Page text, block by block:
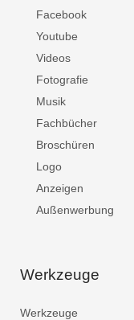
Facebook
Youtube
Videos
Fotografie
Musik
Fachbücher
Broschüren
Logo
Anzeigen
Außenwerbung
Werkzeuge
Werkzeuge